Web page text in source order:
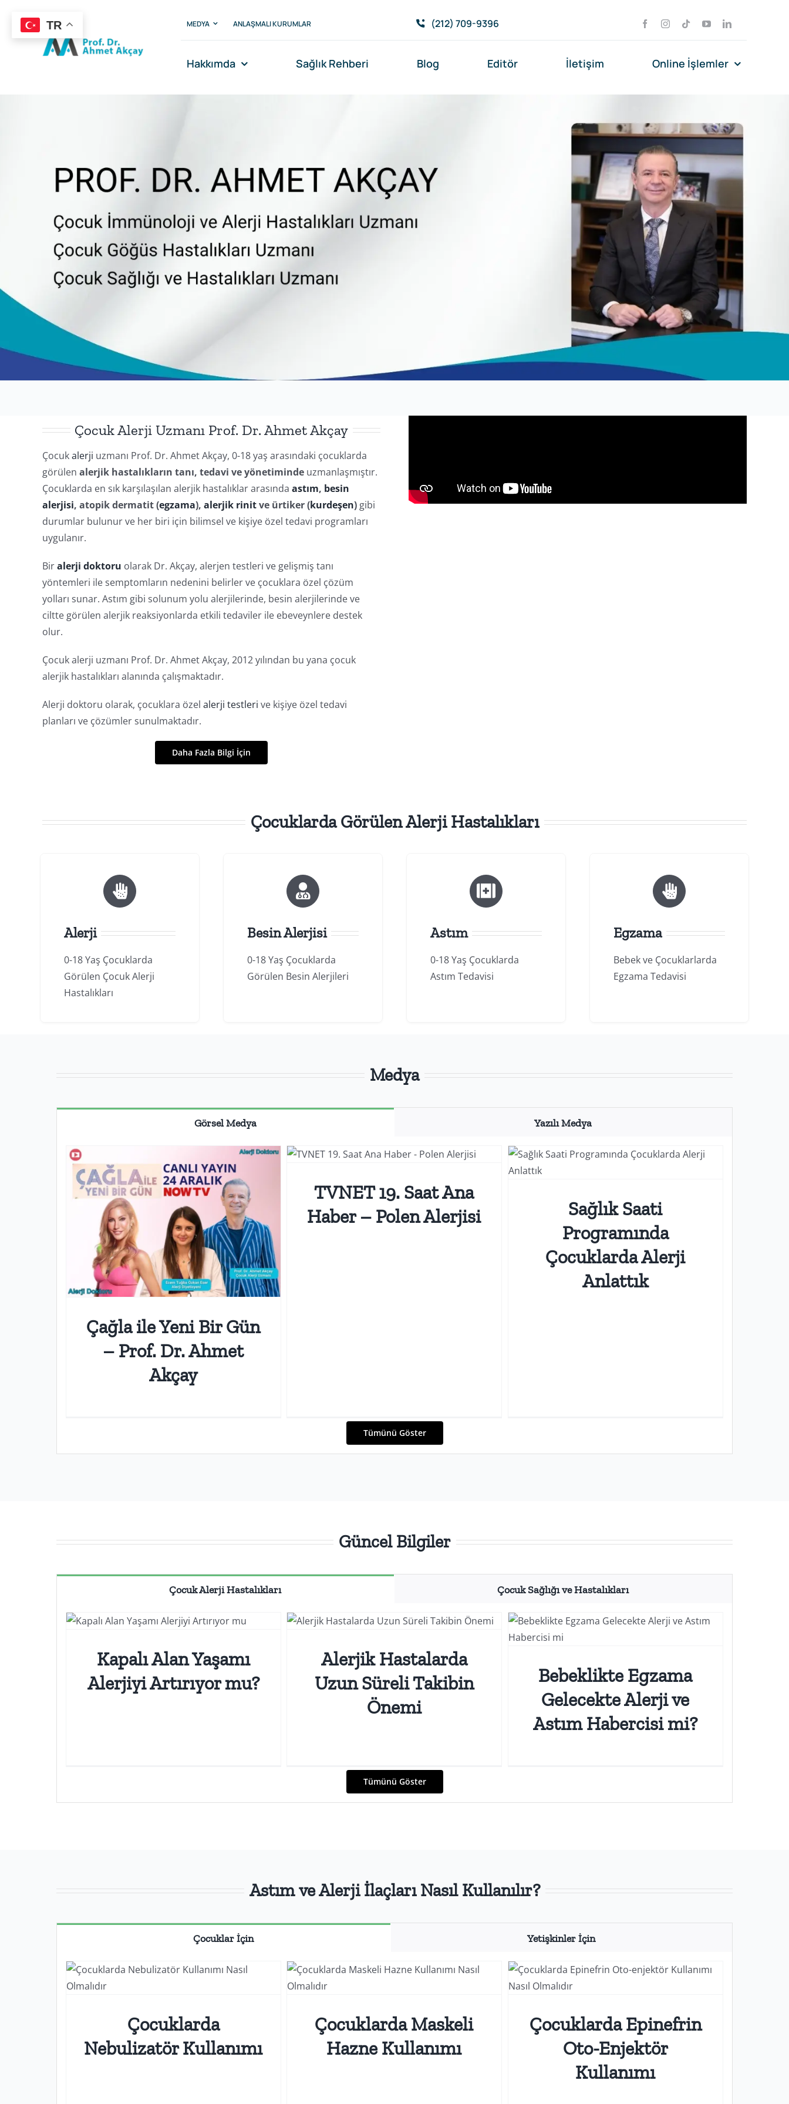
content
MEDYA ANLAŞMALI KURUMLAR (212) 709-9396
Hakkımda Sağlık Rehberi Blog Editör İletişim Online İşlemler
Çocuk Alerji Uzmanı Prof. Dr. Ahmet Akçay
Çocukalerji uzmanı Prof. Dr. Ahmet Akçay, 0-18 yaş arasındaki çocuklarda
görülen alerjik hastalıkların tanı, tedavi ve yönetimindeuzmanlaşmıştır.
Çocuklarda en sık karşılaşılan alerjik hastalıklar arasında astım, besin
alerjisi, atopik dermatit (egzama), alerjik rinitve ürtiker (kurdeşen)gibi
durumlar bulunur ve her biri için bilimsel ve kişiye özel tedavi programları
uygulanır.
Biralerji doktoru olarak Dr. Akçay, alerjen testleri ve gelişmiş tanı
yöntemleri ile semptomların nedenini belirler ve çocuklara özel çözüm
yolları sunar. Astım gibi solunum yolu alerjilerinde, besin alerjilerinde ve
ciltte görülen alerjik reaksiyonlarda etkili tedaviler ile ebeveynlere destek
olur.
Çocuk alerji uzmanı Prof. Dr. Ahmet Akçay, 2012 yılından bu yana çocuk
alerjik hastalıkları alanında çalışmaktadır.
Alerji doktoru olarak, çocuklara özel alerji testleri ve kişiye özel tedavi
planları ve çözümler sunulmaktadır.
Daha Fazla Bilgi İçin
Çocuklarda Görülen Alerji Hastalıkları
Alerji
0-18 Yaş Çocuklarda
Görülen Çocuk Alerji
Hastalıkları
Besin Alerjisi
0-18 Yaş Çocuklarda
Görülen Besin Alerjileri
Astım
0-18 Yaş Çocuklarda
Astım Tedavisi
Egzama
Bebek ve Çocuklarlarda
Egzama Tedavisi
Medya
Görsel Medya Yazılı Medya
Çağla ile Yeni Bir Gün
– Prof. Dr. Ahmet
Akçay
Medya
TVNET 19. Saat Ana
Haber – Polen Alerjisi
Sağlık Saati
Programında
Çocuklarda Alerji
Anlattık
Tümünü Göster
Güncel Bilgiler
Çocuk Alerji Hastalıkları Çocuk Sağlığı ve Hastalıkları
Kapalı Alan Yaşamı
Alerjiyi Artırıyor mu?
Alerjik Hastalarda
Uzun Süreli Takibin
Önemi
Bebeklikte Egzama
Gelecekte Alerji ve
Astım Habercisi mi?
Tümünü Göster
Astım ve Alerji İlaçları Nasıl Kullanılır?
Çocuklar İçin Yetişkinler İçin
Çocuklarda
Nebulizatör Kullanımı
Çocuklarda Astım İlaçları Nasıl Kullanılır Kanalı
Çocuklarda Maskeli
Hazne Kullanımı
Çocuklarda Astım İlaçları Nasıl Kullanılır Kanalı
Çocuklarda Epinefrin
Oto-Enjektör
Kullanımı
TR